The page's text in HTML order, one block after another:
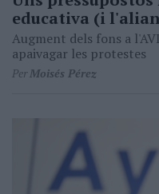
educativa (i
Augment dels fons a
apaivagar les protestes
PerMoisés Pérez